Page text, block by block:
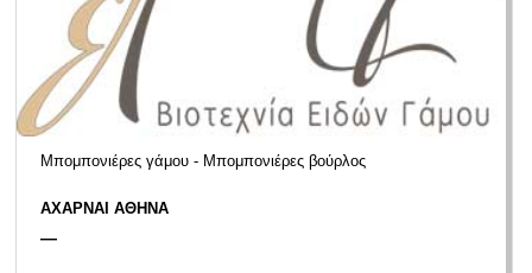
Μπομπονιέρες γάμου - Μπομπονιέρες βούρλος
ΑΧΑΡΝΑΙ ΑΘΗΝΑ
—